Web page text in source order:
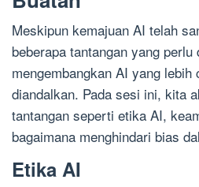
Meskipun kemajuan AI telah
beberapa tantangan yang perlu
mengembangkan AI yang lebih
diandalkan. Pada sesi ini, kita
tantangan seperti etika AI,
bagaimana menghindari bias
Etika AI